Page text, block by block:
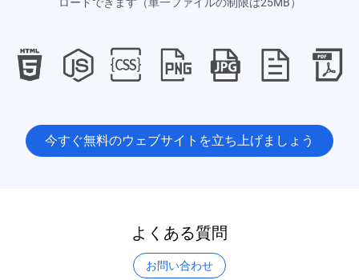
今すぐ無料のウェブサイトを立ち上げましょう
よくある質問
お問い合わせ